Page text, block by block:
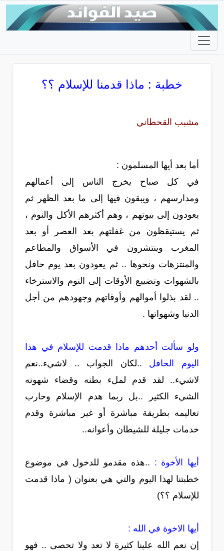
خطبة : ماذا قدمنا للإسلام ؟؟
مشبب القحطاني
أما بعد أيها المسلمون :
في كل صباح يخرج الناس إلى أعمالهم
ومدارسهم ، ويبقون فيها إلى ما بعد الظهر ثم
يعودون إلى بيوتهم ، وهم أكثرهم الأكل والنوم ،
ثم يستيقظون من غفلتهم بعد العصر أو بعد
المغرب وينتشرون في الأسواق والمطاعم
والمنتزهات ونحوها .. ثم يعودون بعد يوم حافل
بالشهوات وتضييع الأوقات إلى النوم والاسترخاء
.. لقد بذلوا أموالهم وأوقاتهم وجهودهم من أجل
الدنيا وشهواتها .
ولو سألت أحدهم ماذا قدمت للإسلام في هذا
اليوم الحافل ..لكان الجواب .. لاشيء..نعم
لاشيء.. لقد قدم لملء بطنه وقضاء شهوته
الشيء الكثير ..بل ربما هدم الإسلام وحارب
تعاليمه بطريقة مباشرة أو غير مباشرة وقدم
خدمات جليلة للشيطان وأعوانه..
أيها الأخوة : ..هذه مقدمو للدخول في موضوع
خطبتنا لهذا اليوم والتي هي بعنوان ( ماذا قدمت
للإسلام ؟؟)
أيها الاخوة في الله :
إن نعم الله علينا كثيرة لا تعد ولا تحصى .. فهو